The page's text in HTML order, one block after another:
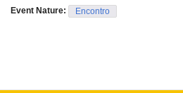
Event Nature: Encontro